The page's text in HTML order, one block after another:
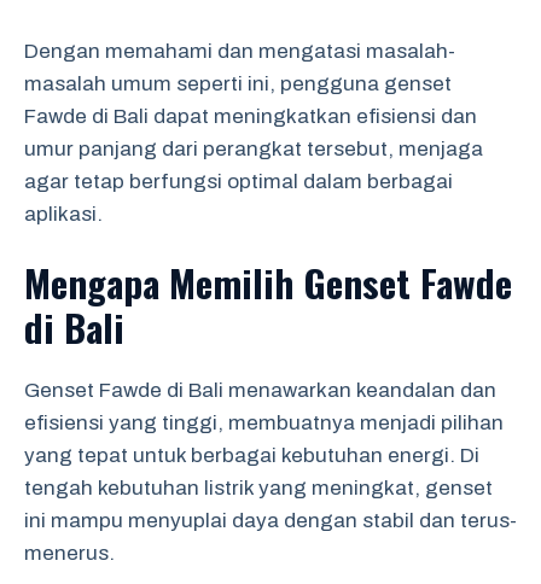
Dengan memahami dan mengatasi masalah-
masalah umum seperti ini, pengguna genset
Fawde di Bali dapat meningkatkan efisiensi dan
umur panjang dari perangkat tersebut, menjaga
agar tetap berfungsi optimal dalam berbagai
aplikasi.
Mengapa Memilih Genset Fawde
di Bali
Genset Fawde di Bali menawarkan keandalan dan
efisiensi yang tinggi, membuatnya menjadi pilihan
yang tepat untuk berbagai kebutuhan energi. Di
tengah kebutuhan listrik yang meningkat, genset
ini mampu menyuplai daya dengan stabil dan terus-
menerus.